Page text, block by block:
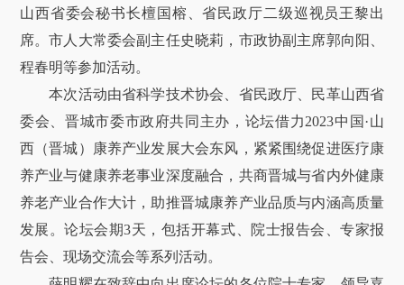
山西省委会秘书长檀国榕、省民政厅二级巡视员王黎出
席。市人大常委会副主任史晓莉，市政协副主席郭向阳、
程春明等参加活动。
本次活动由省科学技术协会、省民政厅、民革山西省
委会、晋城市委市政府共同主办，论坛借力2023中国·山
西（晋城）康养产业发展大会东风，紧紧围绕促进医疗康
养产业与健康养老事业深度融合，共商晋城与省内外健康
养老产业合作大计，助推晋城康养产业品质与内涵高质量
发展。论坛会期3天，包括开幕式、院士报告会、专家报
告会、现场交流会等系列活动。